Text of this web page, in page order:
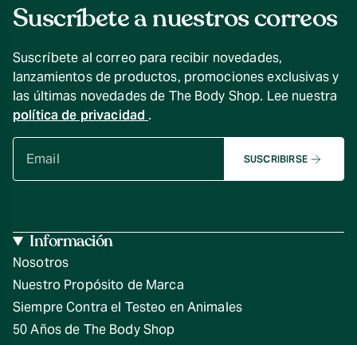
Suscríbete a nuestros correos
Suscríbete al correo para recibir novedades,
lanzamientos de productos, promociones exclusivas y
las últimas novedades de The Body Shop. Lee nuestra
política de privacidad .
SUSCRIBIRSE
Información
Nosotros
Nuestro Propósito de Marca
Siempre Contra el Testeo en Animales
50 Años de The Body Shop